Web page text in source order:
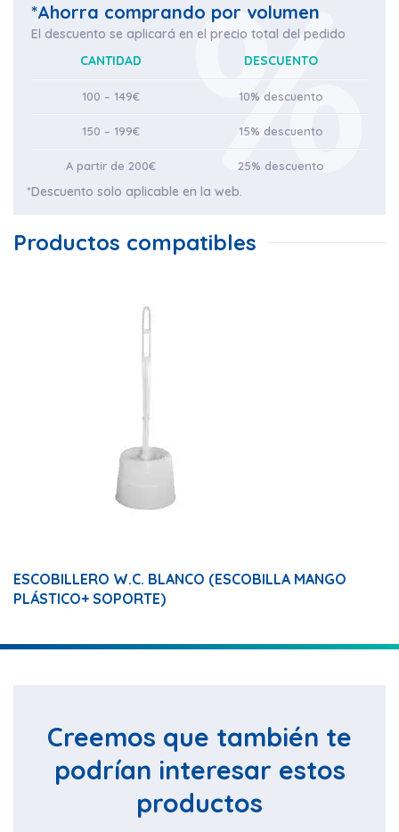
*Ahorra comprando por volumen
El descuento se aplicará en el precio total del pedido
CANTIDAD
DESCUENTO
100 – 149€ 10% descuento
150 – 199€ 15% descuento
A partir de 200€ 25% descuento
*Descuento solo aplicable en la web.
Productos compatibles
ESCOBILLERO W.C. BLANCO (ESCOBILLA MANGO
PLÁSTICO+ SOPORTE)
Creemos que también te
podrían interesar estos
productos